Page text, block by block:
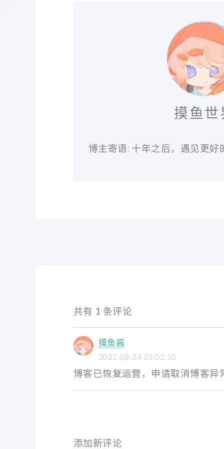
摸鱼世
博主寄语: 十年之后，遇见更好
共有 1 条评论
摸鱼酱
2022-08-24 23:02:10
博客已恢复运营，申请取消博客异
添加新评论